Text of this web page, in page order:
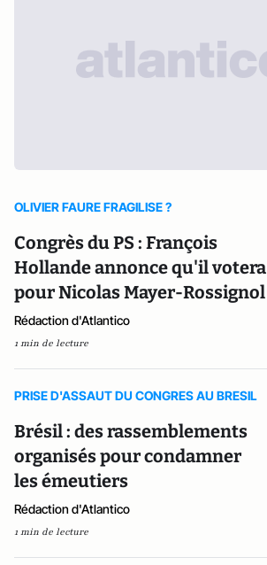
OLIVIER FAURE FRAGILISE ?
Congrès du PS : François
Hollande annonce qu'il votera
pour Nicolas Mayer-Rossignol
Rédaction d'Atlantico
1 min de lecture
PRISE D'ASSAUT DU CONGRES AU BRESIL
Brésil : des rassemblements
organisés pour condamner
les émeutiers
Rédaction d'Atlantico
1 min de lecture